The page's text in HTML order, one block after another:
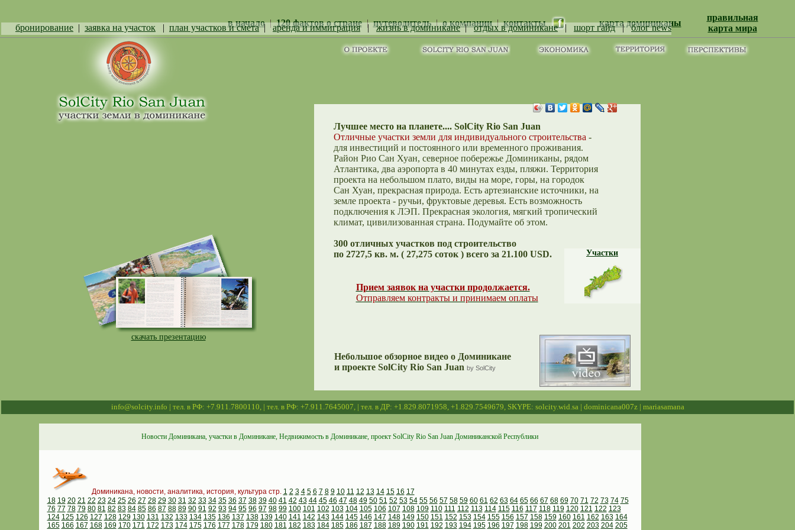
бронирование | заявка на участок | план участков и смета|аренда и иммиграция|жизнь в доминикане|отдых в доминикане| шорт гайд|блог news
info@solcity.info | тел. в РФ: +7.911.7800110, | тел. в РФ: +7.911.7645007, | тел. в ДР: +1.829.8071958, +1.829.7549679, SKYPE: solcity.wid.sa | dominicana007z | mariasamana
в начало|120 фактов о стране|путеводитель|о компании|контакты карта доминиканы
правильная
карта мира
Небольшое обзорное видео о Доминикане
и проекте SolCity Rio San Juan by SolCity
скачать презентацию
Лучшее место на планете.... SolCity Rio San Juan
Отличные участки земли для индивидуального строительства -
для инвестиций и постоянного или временного проживания.
Район Рио Сан Хуан, северное побережье Доминиканы, рядом
Атлантика, два аэропорта в 40 минутах езды, пляжи. Территория
проекта на небольшом плато, виды на море, горы, на городок
Сан Хуан, прекрасная природа. Есть артезианские источники, на
земле проекта - ручьи, фруктовые деревья. Есть возможность
подключения к ЛЭП. Прекрасная экология, мягкий тропический
климат, цивилизованная страна. Подумайте об этом.
300 отличных участков под строительство
по 2727,5 кв. м. ( 27,275 соток ) всего за 21.100 USD.
Прием заявок на участки продолжается.
Отправляем контракты и принимаем оплаты
Участки
Новости Доминикана, участки в Доминикане, Недвижимость в Доминикане, проект SolCity Rio San Juan Доминиканской Республики
Доминикана, новости, аналитика, история, культура стр. 1 2 3 4 5 6 7 8 9 10 11 12 13 14 15 16 17
18 19 20 21 22 23 24 25 26 27 28 29 30 31 32 33 34 35 36 37 38 39 40 41 42 43 44 45 46 47 48 49 50 51 52 53 54 55 56 57 58 59 60 61 62 63 64 65 66 67 68 69 70 71 72 73 74 75
76 77 78 79 80 81 82 83 84 85 86 87 88 89 90 91 92 93 94 95 96 97 98 99 100 101 102 103 104 105 106 107 108 109 110 111 112 113 114 115 116 117 118 119 120 121 122 123
124 125 126 127 128 129 130 131 132 133 134 135 136 137 138 139 140 141 142 143 144 145 146 147 148 149 150 151 152 153 154 155 156 157 158 159 160 161 162 163 164
165 166 167 168 169 170 171 172 173 174 175 176 177 178 179 180 181 182 183 184 185 186 187 188 189 190 191 192 193 194 195 196 197 198 199 200 201 202 203 204 205